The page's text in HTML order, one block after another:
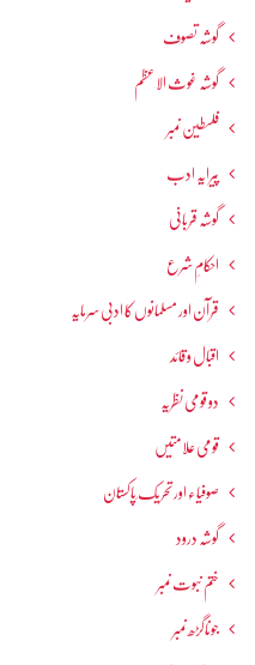
گوشہ تصوف
گوشہ غوث الاعظم
فلسطین نمبر
پیرایہ ادب
گوشہ قربانی
احکامِ شرع
قرآن اور مسلمانوں کا ادبی سرمایہ
اقبال و قائد
دو قومی نظریہ
قومی علامتیں
صوفیاء اور تحریک ِپاکستان
گوشہ درود
ختم نبوت نمبر
جوناگڑھ نمبر